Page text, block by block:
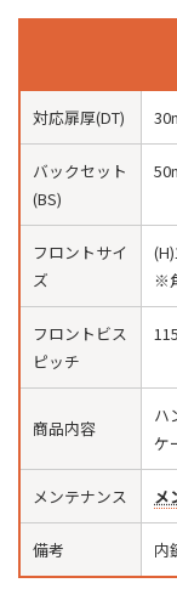
対応扉厚(DT)
バックセット
(BS)
フロントサイ
ズ
※
フロントビス
ピッチ
商品内容
ハ
ケ
メンテナンス メ
備考 内